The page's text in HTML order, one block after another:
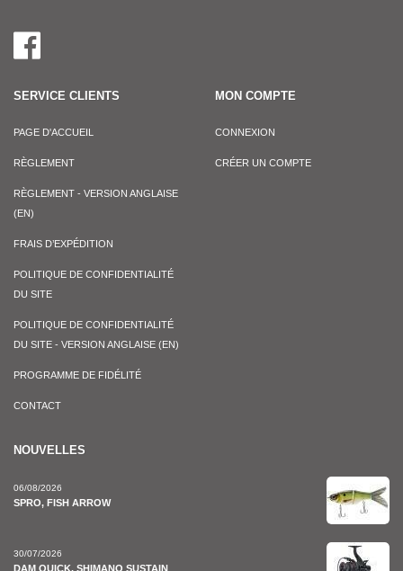
SERVICE CLIENTS
PAGE D'ACCUEIL
RÈGLEMENT
RÈGLEMENT - VERSION ANGLAISE
(EN)
FRAIS D’EXPÉDITION
POLITIQUE DE CONFIDENTIALITÉ
DU SITE
POLITIQUE DE CONFIDENTIALITÉ
DU SITE - VERSION ANGLAISE (EN)
PROGRAMME DE FIDÉLITÉ
CONTACT
MON COMPTE
CONNEXION
CRÉER UN COMPTE
NOUVELLES
06/08/2026
SPRO, FISH ARROW
30/07/2026
DAM QUICK, SHIMANO SUSTAIN